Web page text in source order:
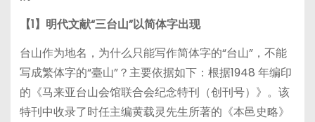
【1】明代文献“三台山”以简体字出现
台山作为地名，为什么只能写作简体字的“台山”，不能
写成繁体字的“臺山”？主要依据如下：根据1948 年编印
的《马来亚台山会馆联合会纪念特刊（创刊号）》。该
特刊中收录了时任主编黄载灵先生所著的《本邑史略》